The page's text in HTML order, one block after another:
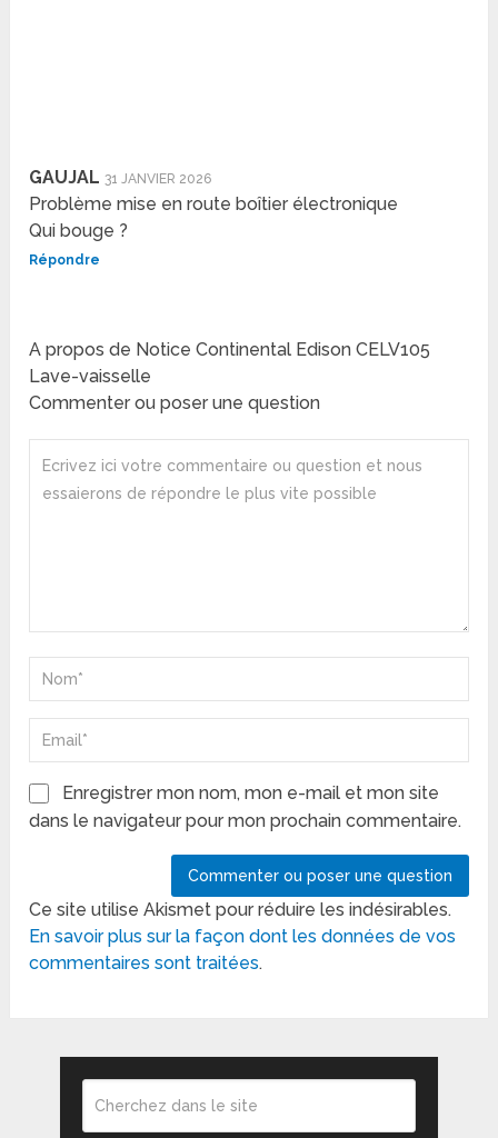
GAUJAL 31 JANVIER 2026
Problème mise en route boîtier électronique
Qui bouge ?
Répondre
A propos de Notice Continental Edison CELV105
Lave-vaisselle
Commenter ou poser une question
Enregistrer mon nom, mon e-mail et mon site
dans le navigateur pour mon prochain commentaire.
Ce site utilise Akismet pour réduire les indésirables.
En savoir plus sur la façon dont les données de vos
commentaires sont traitées.